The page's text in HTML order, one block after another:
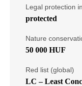
Legal protection
protected
Nature
50 000 HUF
Red list (global)
LC – Least